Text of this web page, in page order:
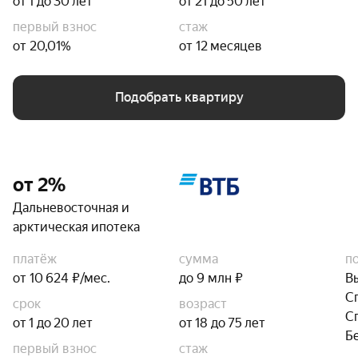
первый взнос
от 20,01%
стаж
от 12 месяцев
Подобрать квартиру
от 2%
Дальневосточная и
арктическая ипотека
платёж
от 10 624 ₽/мес.
сумма
до 9 млн ₽
срок
от 1 до 20 лет
возраст
от 18 до 75 лет
первый взнос
стаж